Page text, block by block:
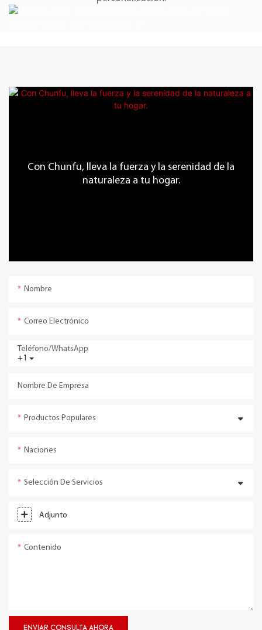
Con Chunfu, lleva la fuerza y ​​la serenidad de la
naturaleza a tu hogar.
Nombre
Correo Electrónico
+1
Teléfono/WhatsApp
Nombre De Empresa
Productos Populares
Naciones
Selección De Servicios
Adjunto
Contenido
ENVIAR CONSULTA AHORA